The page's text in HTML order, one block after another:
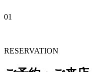
01
RESERVATION